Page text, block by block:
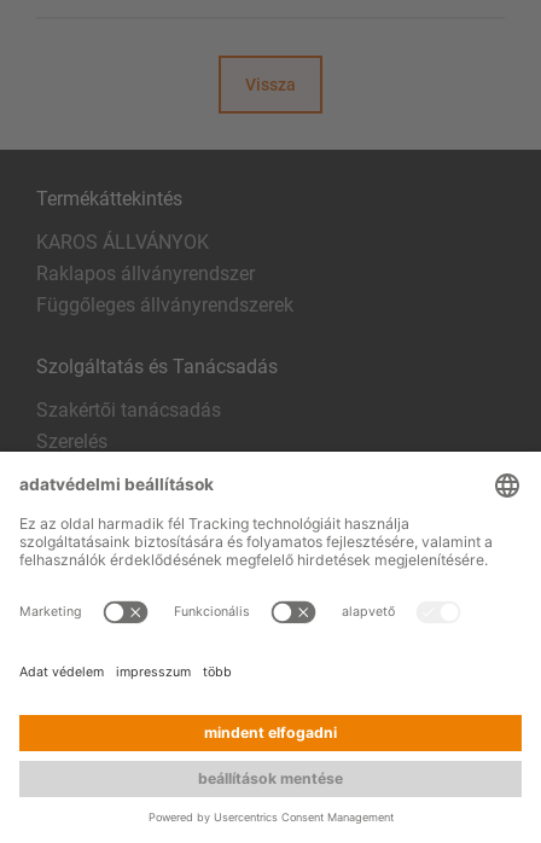
Vissza
Termékáttekintés
KAROS ÁLLVÁNYOK
Raklapos állványrendszer
Függőleges állványrendszerek
Szolgáltatás és Tanácsadás
Szakértői tanácsadás
Szerelés
Állványvizsgálat
Szeretne személyes tanácsadást? Szívesen állunk
rendelkezésére telefonon és e-mailben is.
Kapcsolat
Tagságok és tanúsítványok